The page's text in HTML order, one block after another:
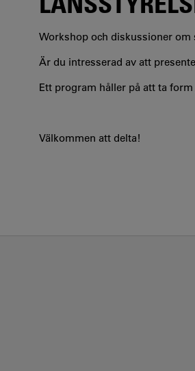
Workshop och diskussioner om
Är du intresserad av att
Ett program håller på att ta
Välkommen att delta!